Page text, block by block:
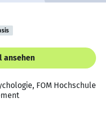
ansehen
FOM Hochschule